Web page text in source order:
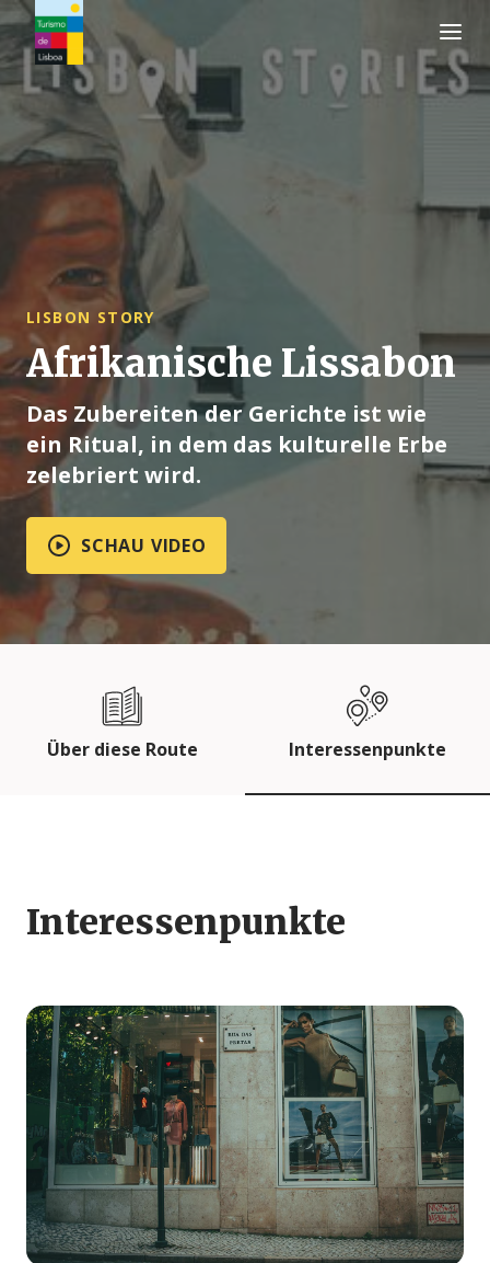
Turismo de Lisboa Logo
LISBON STORY
Afrikanische Lissabon
Das Zubereiten der Gerichte ist wie
ein Ritual, in dem das kulturelle Erbe
zelebriert wird.
SCHAU VIDEO
Über diese Route Interessenpunkte
Interessenpunkte